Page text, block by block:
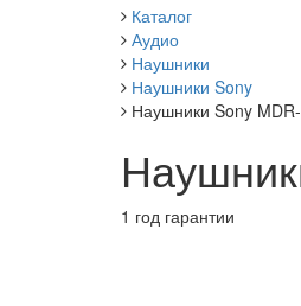
Каталог
Аудио
Наушники
Наушники Sony
Наушники Sony
1 год гарантии